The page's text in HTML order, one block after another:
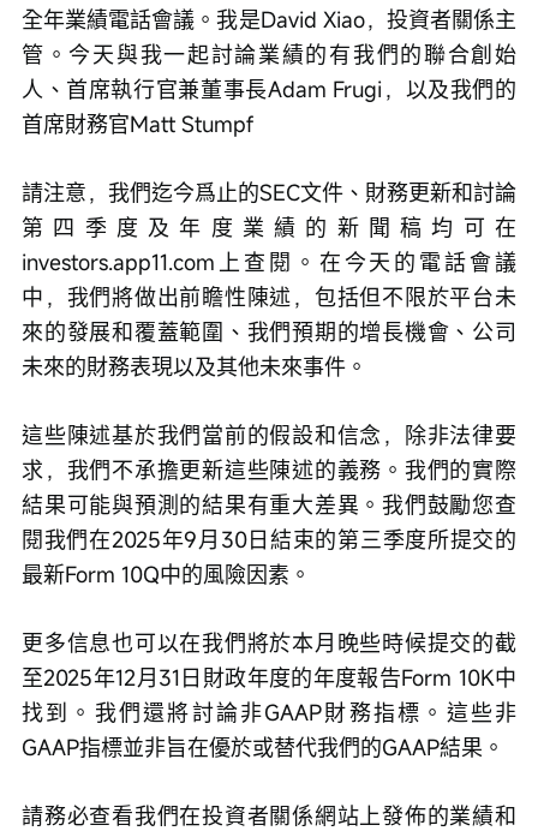
全年業績電話會議。我是David Xiao，投資者關係主
管。今天與我一起討論業績的有我們的聯合創始
人、首席執行官兼董事長Adam Frugi，以及我們的
首席財務官Matt Stumpf
請注意，我們迄今爲止的SEC文件、財務更新和討論
第四季度及年度業績的新聞稿均可在
investors.app11.com上查閱。在今天的電話會議
中，我們將做出前瞻性陳述，包括但不限於平台未
來的發展和覆蓋範圍、我們預期的增長機會、公司
未來的財務表現以及其他未來事件。
這些陳述基於我們當前的假設和信念，除非法律要
求，我們不承擔更新這些陳述的義務。我們的實際
結果可能與預測的結果有重大差異。我們鼓勵您查
閱我們在2025年9月30日結束的第三季度所提交的
最新Form 10Q中的風險因素。
更多信息也可以在我們將於本月晚些時候提交的截
至2025年12月31日財政年度的年度報告Form 10K中
找到。我們還將討論非GAAP財務指標。這些非
GAAP指標並非旨在優於或替代我們的GAAP結果。
請務必查看我們在投資者關係網站上發佈的業績和